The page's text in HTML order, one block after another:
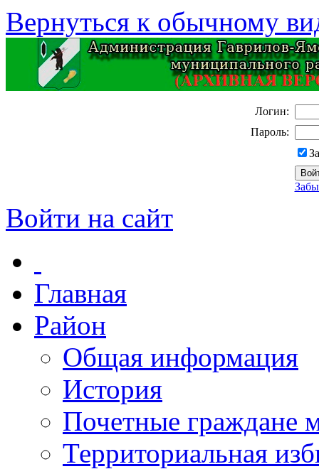
Вернуться к обычному
Логин:
Пароль:
Войти на сайт
Главная
Район
Общая информация
История
Почетные граждане
Территориальная